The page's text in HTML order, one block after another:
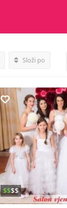
Složi po
$$$$